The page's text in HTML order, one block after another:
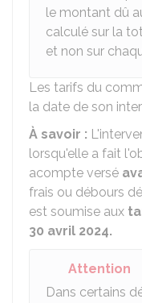
le montant dû
calculé sur la
et non sur
Les tarifs du
la date de son
À savoir :
lorsqu'elle a fait
acompte versé
frais ou débours
est soumise aux
30 avril 2024.
Attention
Dans certains